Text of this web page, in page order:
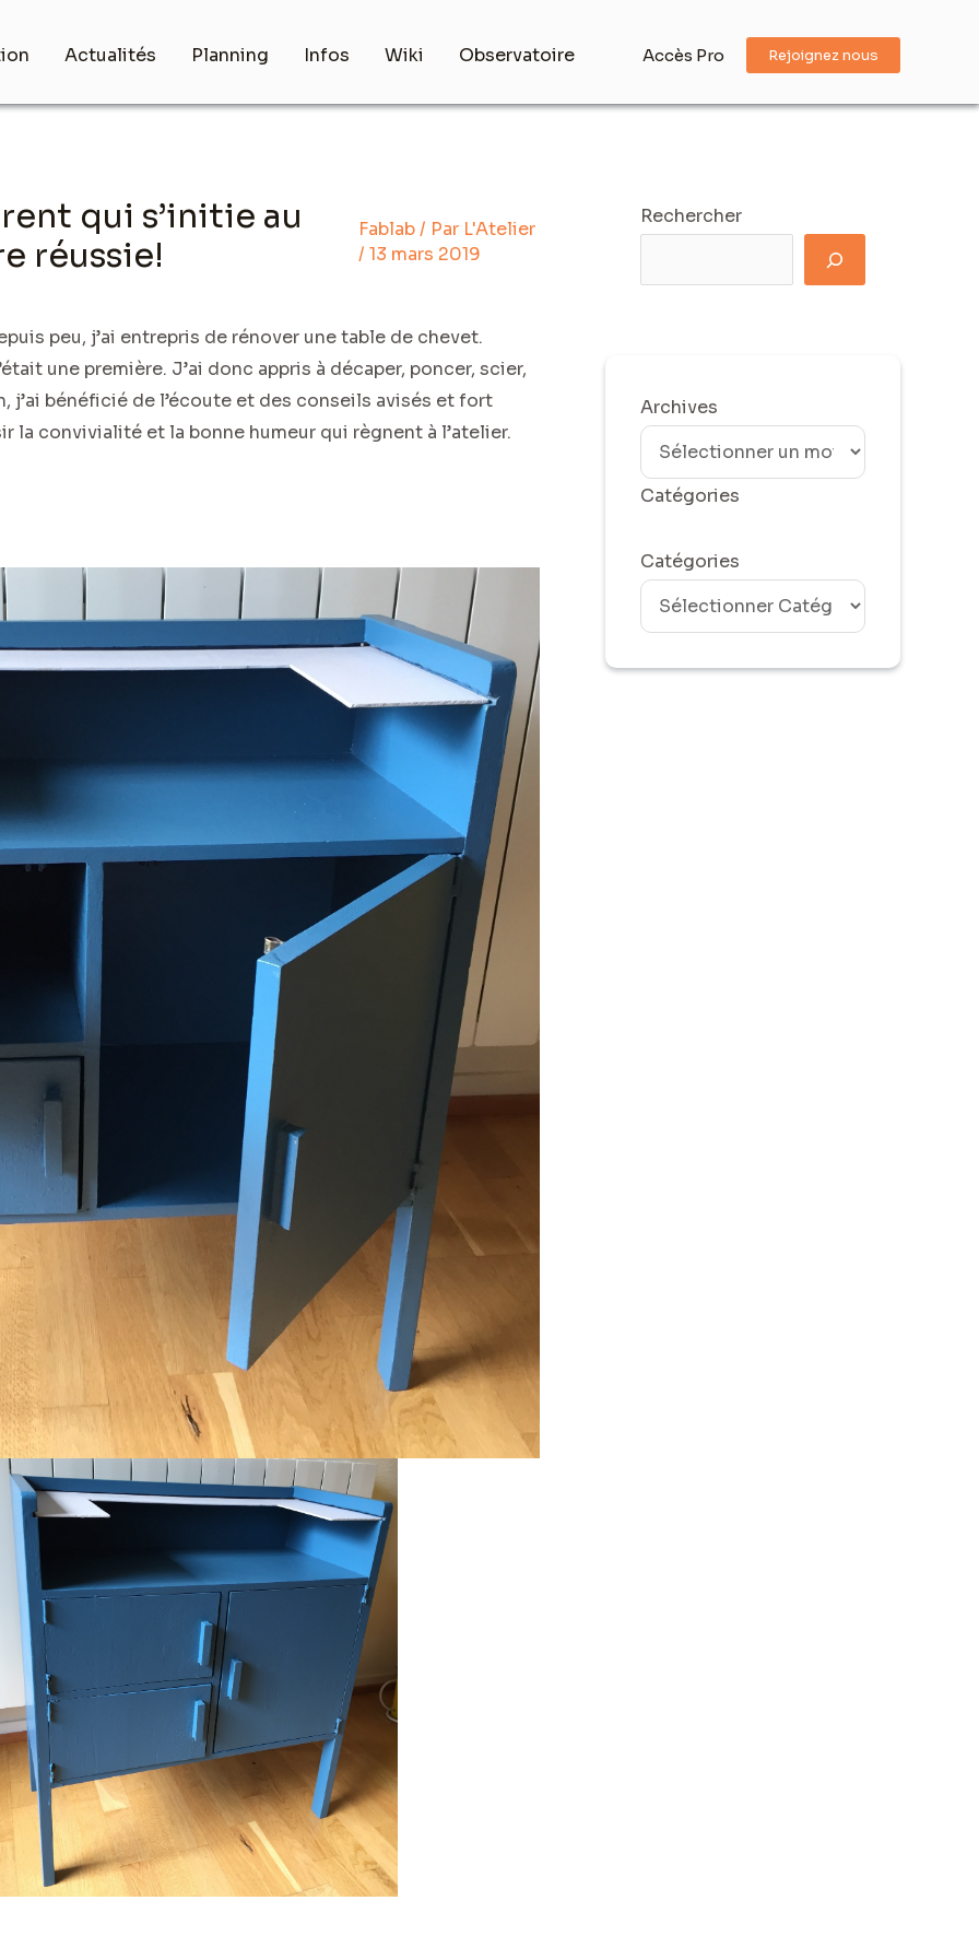
Actualités Planning Infos Wiki Observatoire Accès Pro Rejoignez nous
qui s’initie au
réussie!
Fablab/ Par L'Atelier
/ 13 mars 2019
peu, j’ai entrepris de rénover une table de chevet.
une première. J’ai donc appris à décaper, poncer, scier,
j’ai bénéficié de l’écoute et des conseils avisés et fort
la convivialité et la bonne humeur qui règnent à l’atelier.
Rechercher
Archives
Catégories
Catégories